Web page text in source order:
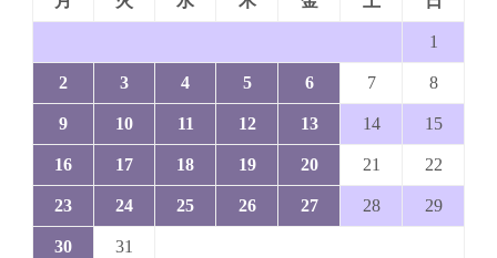
1
2 3 4 5 6 7 8
9 10 11 12 13 14 15
16 17 18 19 20 21 22
23 24 25 26 27 28 29
30 31